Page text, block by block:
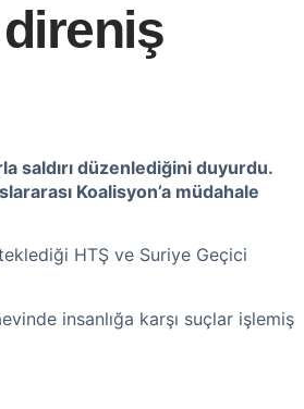
saldırı düzenlediğini duyurdu.
Koalisyon’a müdahale
HTŞ ve Suriye Geçici
insanlığa karşı suçlar işlemiş